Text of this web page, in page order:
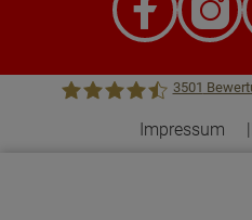
3501
Impressum